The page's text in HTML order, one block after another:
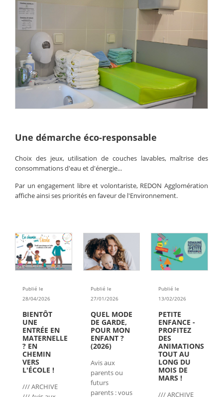
Une démarche éco-responsable
Choix des jeux, utilisation de couches lavables, maîtrise des
consommations d'eau et d'énergie...
Par un engagement libre et volontariste, REDON Agglomération
affiche ainsi ses priorités en faveur de l'Environnement.
Publié le
28/04/2026
BIENTÔT
UNE
ENTRÉE EN
MATERNELLE
? EN
CHEMIN
VERS
L'ÉCOLE !
/// ARCHIVE
Publié le
27/01/2026
QUEL MODE
DE GARDE,
POUR MON
ENFANT ?
(2026)
Avis aux
parents ou
futurs
parents : vous
Publié le
13/02/2026
PETITE
ENFANCE -
PROFITEZ
DES
ANIMATIONS
TOUT AU
LONG DU
MOIS DE
MARS !
/// ARCHIVE